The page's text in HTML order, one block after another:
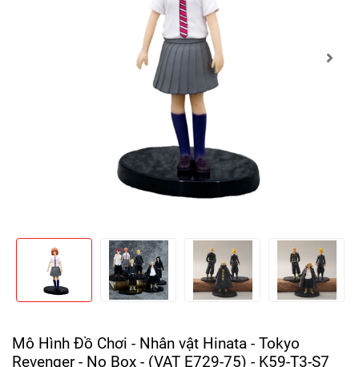
Mô Hình Đồ Chơi - Nhân vật Hinata - Tokyo
Revenger - No Box - (VAT E729-75) - K59-T3-S7